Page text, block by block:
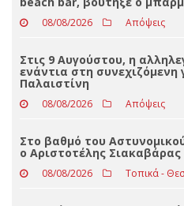
ΤΕΛΕΥΤΑΊΑ ΝΈΑ
Τραγωδία στην Πάρο:
beach bar, βούτηξε ο
08/08/2026
ενάντια στη συνεχιζόμενη
Παλαιστίνη
08/08/2026 Απόψεις